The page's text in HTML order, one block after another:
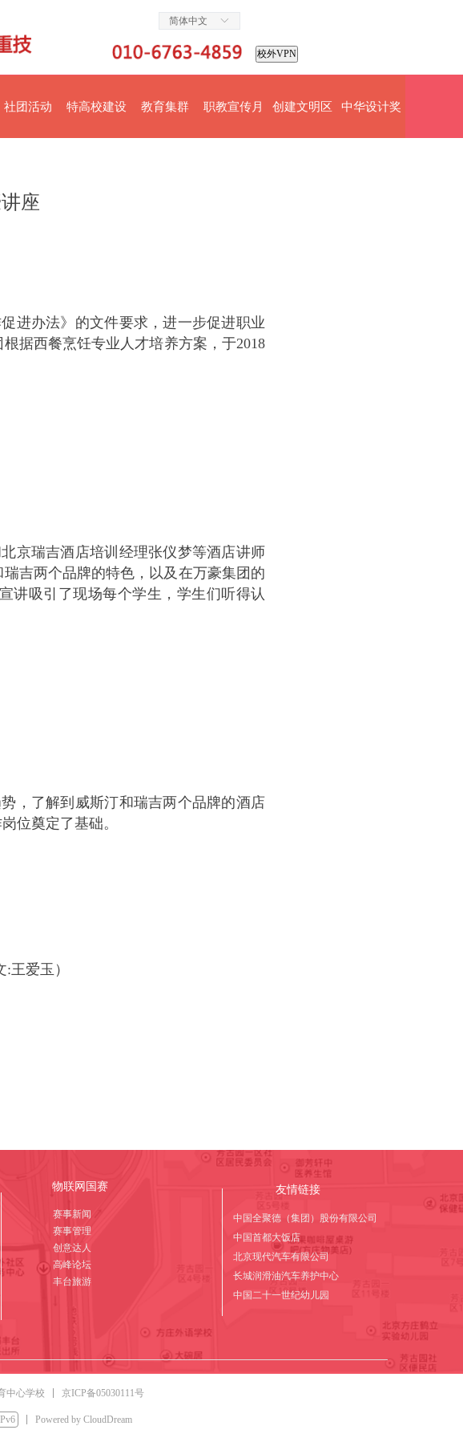
社团活动 特高校建设 教育集群 职教宣传月 创建文明区 中华设计奖
ꀅ
简体中文
校外VPN
座
进办法》的文件要求，进一步促进职业
据西餐烹饪专业人才培养方案，于2018
京瑞吉酒店培训经理张仪梦等酒店讲师
吉两个品牌的特色，以及在万豪集团的
讲吸引了现场每个学生，学生们听得认
，了解到威斯汀和瑞吉两个品牌的酒店
位奠定了基础。
）
物联网国赛 友情链接
中国全聚德（集团）股份有限公司
中国首都大饭店
北京现代汽车有限公司
长城润滑油汽车养护中心
中国二十一世纪幼儿园
赛事新闻
赛事管理
创意达人
高峰论坛
丰台旅游
中心学校 京ICP备05030111号
Powered by CloudDream